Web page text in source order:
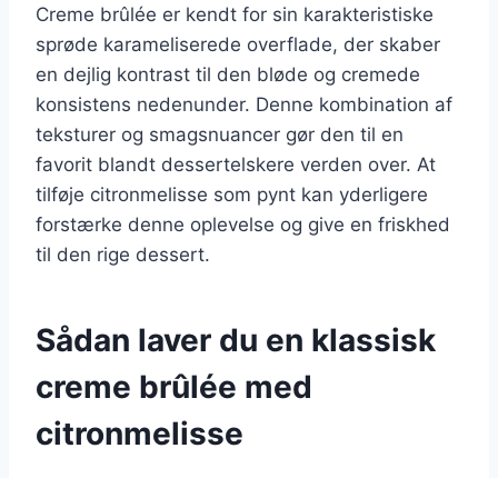
Creme brûlée er kendt for sin karakteristiske
sprøde karameliserede overflade, der skaber
en dejlig kontrast til den bløde og cremede
konsistens nedenunder. Denne kombination af
teksturer og smagsnuancer gør den til en
favorit blandt dessertelskere verden over. At
tilføje citronmelisse som pynt kan yderligere
forstærke denne oplevelse og give en friskhed
til den rige dessert.
Sådan laver du en klassisk
creme brûlée med
citronmelisse